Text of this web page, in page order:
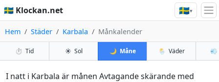
🇸🇪 Klockan.net 🇸🇪▾
Hem Städer Karbala Månkalender
⏱️ Tid ☀️ Sol 🌙 Måne 🌦️ Väder 💨
I natt i Karbala är månen Avtagande skärande med